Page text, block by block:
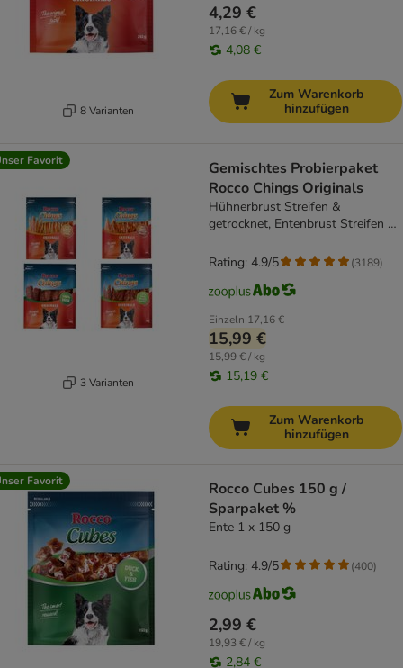
8 Varianten
4,29 €
17,16 € / kg
4,08 €
Zum Warenkorb
hinzufügen
Favorit
3 Varianten
Gemischtes Probierpaket
Rocco Chings Originals
Hühnerbrust Streifen &
getrocknet, Entenbrust Streifen &
Einzeln 17,16 €
15,99 €
15,99 € / kg
15,19 €
Rating: 4.9/5 (3189)
Zum Warenkorb
hinzufügen
Favorit
Rocco Cubes 150 g /
Sparpaket %
Ente 1 x 150 g
2,99 €
19,93 € / kg
2,84 €
Rating: 4.9/5 (400)